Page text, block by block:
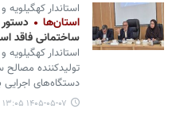
استاندار کهگیلویه
استان‌ها
ساختمانی فاقد
استاندار
تولیدکننده مصالح
دستگاه‌های اجرایی
۱۴۰۵-۰۵-۰۷ ۱۳:۰۵